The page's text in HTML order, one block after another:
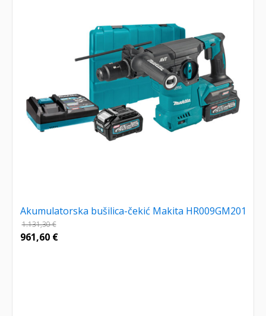
Akumulatorska bušilica-čekić Makita HR009GM201
1.131,30€
961,60 €